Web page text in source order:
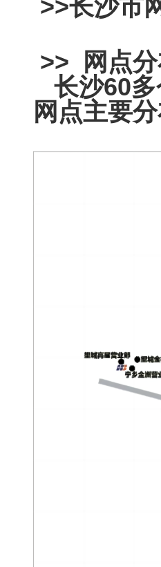
>>长沙市
>> 网点
长沙60多
网点主要